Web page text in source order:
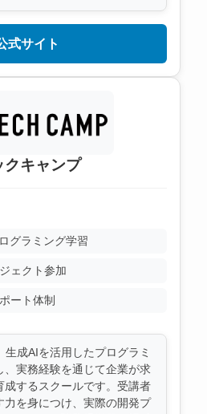
式サイト
クキャンプ
グラミング学習
ェクト参加
ート体制
生成AIを活用したプログラミ
、実務経験を通じて企業が求
成するスクールです。受講者
力を身につけ、実際の開発プ